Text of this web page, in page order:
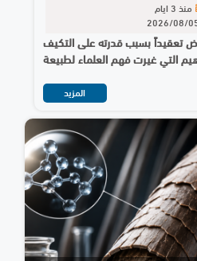
منذ 3 ايام
تعقيداً بسبب قدرته على التكيف
التي غيرت فهم العلماء لطبيعة
المزيد